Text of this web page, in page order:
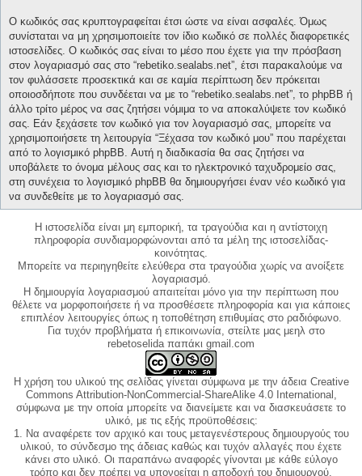
Ο κωδικός σας κρυπτογραφείται έτσι ώστε να είναι ασφαλές. Όμως
συνίσταται να μη χρησιμοποιείτε τον ίδιο κωδικό σε πολλές διαφορετικές
ιστοσελίδες. Ο κωδικός σας είναι το μέσο που έχετε για την πρόσβαση
στον λογαριασμό σας στο “rebetiko.sealabs.net”, έτσι παρακαλούμε να
τον φυλάσσετε προσεκτικά και σε καμία περίπτωση δεν πρόκειται
οποιοσδήποτε που συνδέεται να με το “rebetiko.sealabs.net”, το phpBB ή
άλλο τρίτο μέρος να σας ζητήσει νόμιμα το να αποκαλύψετε τον κωδικό
σας. Εάν ξεχάσετε τον κωδικό για τον λογαριασμό σας, μπορείτε να
χρησιμοποιήσετε τη λειτουργία “Ξέχασα τον κωδικό μου” που παρέχεται
από το λογισμικό phpBB. Αυτή η διαδικασία θα σας ζητήσει να
υποβάλετε το όνομα μέλους σας και το ηλεκτρονικό ταχυδρομείο σας,
στη συνέχεια το λογισμικό phpBB θα δημιουργήσει έναν νέο κωδικό για
να συνδεθείτε με το λογαριασμό σας.
Η ιστοσελίδα είναι μη εμπορική, τα τραγούδια και η αντίστοιχη
πληροφορία συνδιαμορφώνονται από τα μέλη της ιστοσελίδας-
κοινότητας.
Μπορείτε να περιηγηθείτε ελεύθερα στα τραγούδια χωρίς να ανοίξετε
λογαριασμό.
Η δημιουργία λογαριασμού απαιτείται μόνο για την περίπτωση που
θέλετε να μορφοποιήσετε ή να προσθέσετε πληροφορία και για κάποιες
επιπλέον λειτουργίες όπως η τοποθέτηση επιθυμίας στο ραδιόφωνο.
Για τυχόν προβλήματα ή επικοινωνία, στείλτε μας μεηλ στο
rebetoselida παπάκι gmail.com
Η χρήση του υλικού της σελίδας γίνεται σύμφωνα με την άδεια Creative
Commons Attribution-NonCommercial-ShareAlike 4.0 International,
σύμφωνα με την οποία μπορείτε να διανείμετε και να διασκευάσετε το
υλικό, με τις εξής προϋποθέσεις:
1. Να αναφέρετε τον αρχικό και τους μεταγενέστερους δημιουργούς του
υλικού, το σύνδεσμο της άδειας καθώς και τυχόν αλλαγές που έχετε
κάνει στο υλικό. Οι παραπάνω αναφορές γίνονται με κάθε εύλογο
τρόπο και δεν πρέπει να υπονοείται η αποδοχή του δημιουργού.